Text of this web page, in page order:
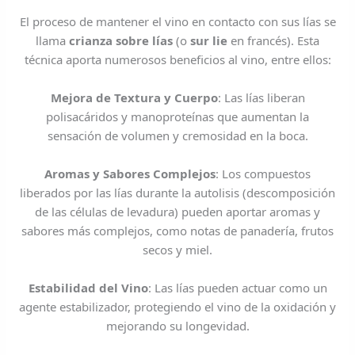
El proceso de mantener el vino en contacto con sus lías se
llama crianza sobre lías (o sur lie en francés). Esta
técnica aporta numerosos beneficios al vino, entre ellos:
Mejora de Textura y Cuerpo: Las lías liberan
polisacáridos y manoproteínas que aumentan la
sensación de volumen y cremosidad en la boca.
Aromas y Sabores Complejos: Los compuestos
liberados por las lías durante la autolisis (descomposición
de las células de levadura) pueden aportar aromas y
sabores más complejos, como notas de panadería, frutos
secos y miel.
Estabilidad del Vino: Las lías pueden actuar como un
agente estabilizador, protegiendo el vino de la oxidación y
mejorando su longevidad.